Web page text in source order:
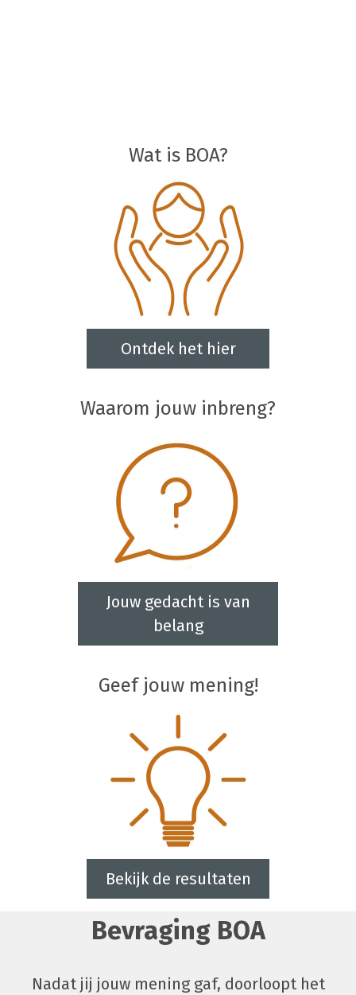
Wat is BOA?
Ontdek het hier
Waarom jouw inbreng?
Jouw gedacht is van
belang
Geef jouw mening!
Bekijk de resultaten
Bevraging BOA
Nadat jij jouw mening gaf, doorloopt het